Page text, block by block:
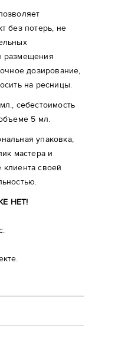
без потерь, не
размещения
дозирование,
на ресницы.
себестоимость
5 мл.
упаковка,
мастера и
своей
НЕТ!